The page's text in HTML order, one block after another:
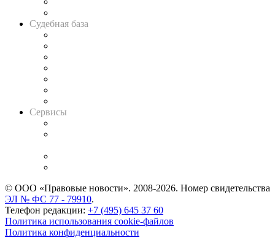
Судебная база
Сервисы
© ООО «Правовые новости». 2008-2026. Номер свидетельства
ЭЛ № ФС 77 - 79910.
Телефон редакции: +7 (495) 645 37 60
Политика использования cookie-файлов
Политика конфиденциальности